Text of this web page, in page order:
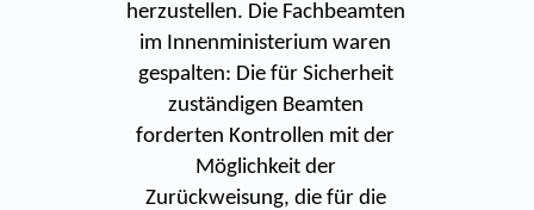
herzustellen. Die Fachbeamten
im Innenministerium waren
gespalten: Die für Sicherheit
zuständigen Beamten
forderten Kontrollen mit der
Möglichkeit der
Zurückweisung, die für die